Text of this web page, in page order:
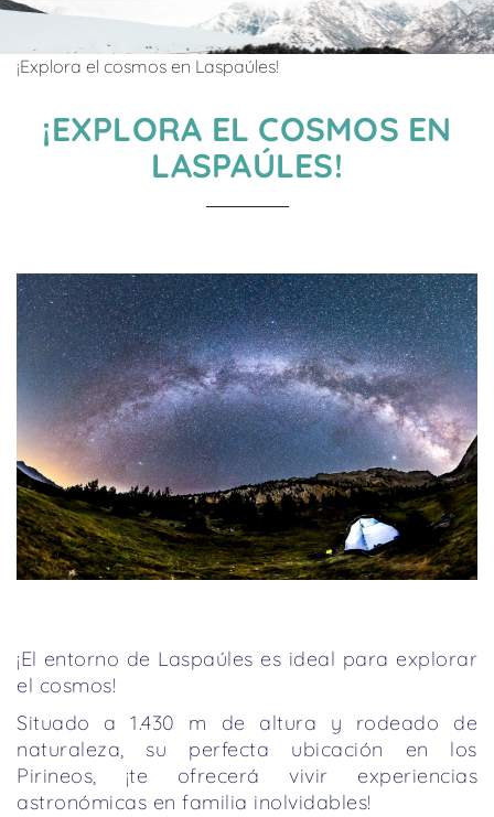
¡Explora el cosmos en Laspaúles!
¡EXPLORA EL COSMOS EN
LASPAÚLES!
¡El entorno de Laspaúles es ideal para explorar
el cosmos!
Situado a 1.430 m de altura y rodeado de
naturaleza, su perfecta ubicación en los
Pirineos, ¡te ofrecerá vivir experiencias
astronómicas en familia inolvidables!